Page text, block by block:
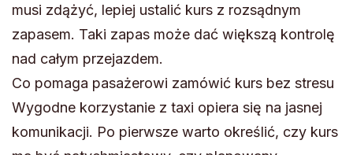
musi zdążyć, lepiej ustalić kurs z rozsądnym
zapasem. Taki zapas może dać większą kontrolę
nad całym przejazdem.
Co pomaga pasażerowi zamówić kurs bez stresu
Wygodne korzystanie z taxi opiera się na jasnej
komunikacji. Po pierwsze warto określić, czy kurs